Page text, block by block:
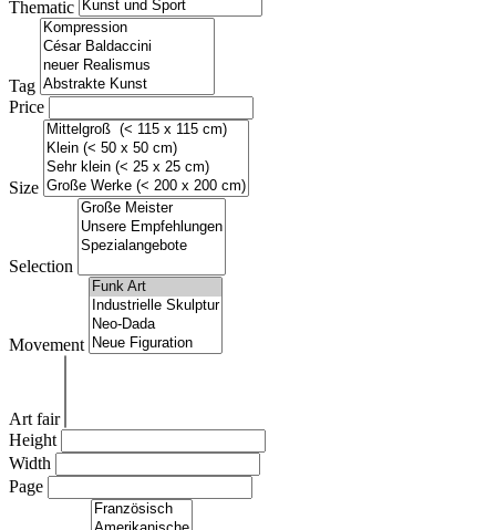
Thematic
Tag
Price
Size
Selection
Movement
Art fair
Height
Width
Page